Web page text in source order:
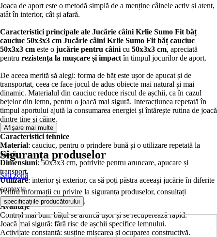
Joaca de aport este o metodă simplă de a menține câinele activ și atent,
atât în interior, cât și afară.
Caracteristici principale ale Jucărie câini Krlie Sumo Fit băț
cauciuc 50x3x3 cm Jucărie câini Krlie Sumo Fit băț cauciuc
50x3x3 cm este o jucărie pentru câini cu 50x3x3 cm, apreciată
pentru rezistența la mușcare și impactîn timpul jocurilor de aport.
De aceea merită să alegi: forma de băț este ușor de apucat și de
transportat, ceea ce face jocul de adus obiecte mai natural și mai
dinamic. Materialul din cauciuc reduce riscul de așchii, ca în cazul
bețelor din lemn, pentru o joacă mai sigură. Interacțiunea repetată în
timpul aportului ajută la consumarea energiei și întărește rutina de joacă
dintre tine și câine.
Caracteristici tehnice
Material: cauciuc, pentru o prindere bună și o utilizare repetată la
joacă.
Dimensiuni: 50x3x3 cm, potrivite pentru aruncare, apucare și
transport.
Utilizare: interior și exterior, ca să poți păstra aceeași jucărie în diferite
contexte.
Avantaje
Control mai bun: bățul se aruncă ușor și se recuperează rapid.
Joacă mai sigură: fără risc de așchii specifice lemnului.
Activitate constantă: susține mișcarea și ocuparea constructivă.
Afișare mai multe
Siguranța produselor
Salt zonă
Pentru informații cu privire la siguranța produselor, consultați
specificațiile producătorului .